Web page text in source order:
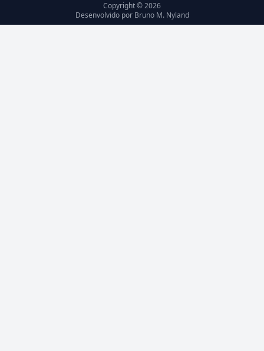
Copyright © 2026
Desenvolvido por Bruno M. Nyland